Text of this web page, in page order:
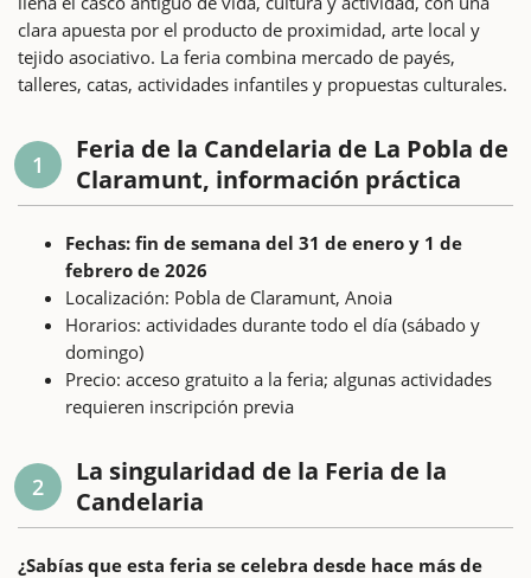
clara apuesta por el producto de proximidad, arte local y
tejido asociativo. La feria combina mercado de payés,
talleres, catas, actividades infantiles y propuestas culturales.
1
Feria de la Candelaria de La Pobla de
Claramunt, información práctica
Fechas: fin de semana del 31 de enero y 1 de
febrero de 2026
Localización: Pobla de Claramunt, Anoia
Horarios: actividades durante todo el día (sábado y
domingo)
Precio: acceso gratuito a la feria; algunas actividades
requieren inscripción previa
2
La singularidad de la Feria de la
Candelaria
¿Sabías que esta feria se celebra desde hace más de